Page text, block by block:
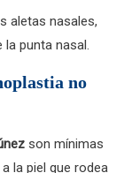
aletas nasales,
punta nasal.
no
son mínimas
la piel que rodea